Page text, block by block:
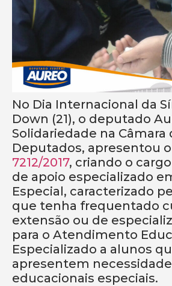
No Dia Internacional da
Down (21), o deputado
Solidariedade na Câmara
Deputados, apresentou o
7212/2017, criando o
de apoio especializado
Especial, caracterizado
que tenha frequentado
extensão ou de
para o Atendimento
Especializado a alunos
apresentem
educacionais especiais.